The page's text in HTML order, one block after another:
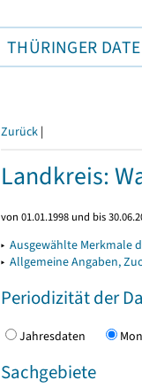
THÜRINGER
Zurück |
Landkreis:
von 01.01.1998 und bis
▸ Ausgewählte Merkmale
▸ Allgemeine Angaben,
Periodizität der
Jahresdaten
Sachgebiete